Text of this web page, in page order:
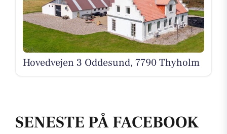
SENESTE PÅ FACEBOOK
Hovedvejen 3 Oddesund, 7790 Thyholm